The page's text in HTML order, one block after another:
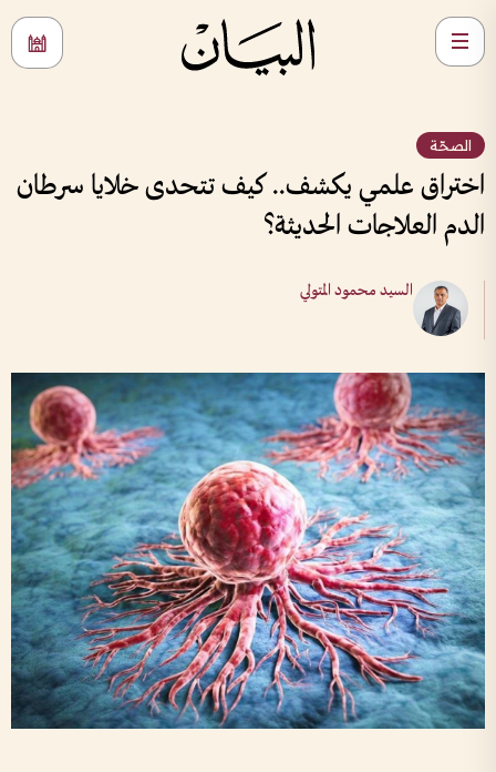
الصحّة
اختراق علمي يكشف.. كيف تتحدى خلايا سرطان
الدم العلاجات الحديثة؟
السيد محمود المتولي